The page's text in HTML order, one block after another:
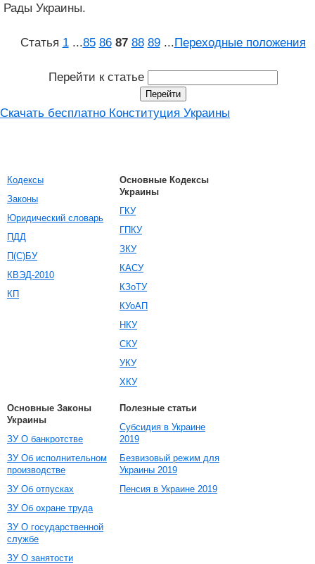
Рады Украины.
Статья 1 ...85 86 87 88 89 ...Переходные положения
Перейти к статье
Скачать бесплатно Конституция Украины
Кодексы
Законы
Юридический словарь
ПДД
П(С)БУ
КВЭД-2010
КП
Основные Кодексы
Украины
ГКУ
ГПКУ
ЗКУ
КАСУ
КЗоТУ
КУоАП
НКУ
СКУ
УКУ
ХКУ
Основные Законы
Украины
ЗУ О банкротстве
ЗУ Об исполнительном
производстве
ЗУ Об отпусках
ЗУ Об охране труда
ЗУ О государственной
службе
ЗУ О занятости
Полезные статьи
Субсидия в Украине
2019
Безвизовый режим для
Украины 2019
Пенсия в Украине 2019